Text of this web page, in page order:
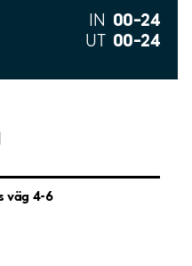
IN 00–24
UT 00–24
väg 4-6